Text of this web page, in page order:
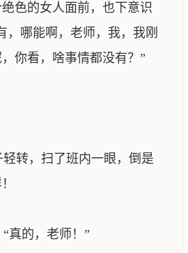
色的女人面前，也下意识
，哪能啊，老师，我，我刚
你看，啥事情都没有？”
转，扫了班内一眼，倒是
真的，老师！”